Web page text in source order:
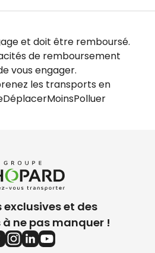
et doit être remboursé.
de remboursement
vous engager.
les transports en
exclusives et des
ne pas manquer !